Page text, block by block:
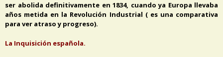
ser abolida definitivamente en 1834, cuando ya Europa llevaba
años metida en la Revolución Industrial ( es una comparativa
para ver atraso y progreso).
La Inquisición española.